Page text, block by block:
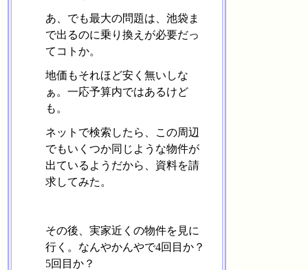
あ、でも最大の問題は、池袋ま
で出るのに乗り換えが必要だっ
てコトか。
地価もそれほど安く無いしな
ぁ。一応予算内ではあるけど
も。
ネットで検索したら、この周辺
でもいくつか同じような物件が
出ているようだから、資料を請
求してみた。
その後、実家近くの物件を見に
行く。なんやかんやで4回目か？
5回目か？